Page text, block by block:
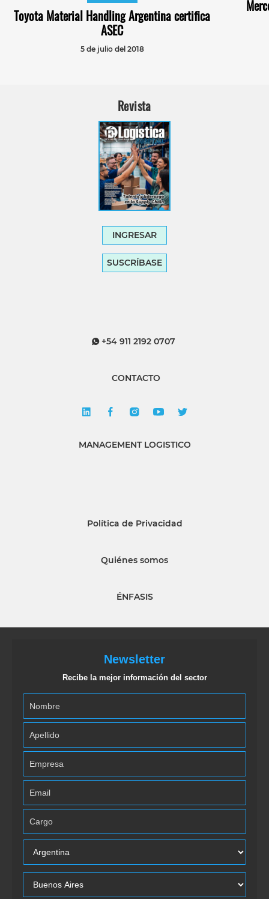
Toyota Material Handling Argentina certifica
ASEC
5 de julio del 2018
Revista
INGRESAR
SUSCRÍBASE
+54 911 2192 0707
CONTACTO
MANAGEMENT LOGISTICO
Política de Privacidad
Quiénes somos
ÉNFASIS
Newsletter
Recibe la mejor información del sector